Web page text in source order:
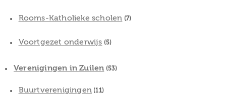
Rooms-Katholieke scholen (7)
Voortgezet onderwijs (5)
Verenigingen in Zuilen (53)
Buurtverenigingen (11)